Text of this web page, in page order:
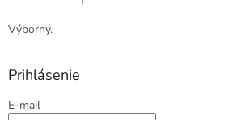
Hodnotenie produktu je 5 z 5
Výborný.
Prihlásenie
E-mail